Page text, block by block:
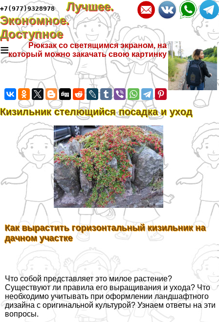
+7(977)9328978
Лучшее.
Экономное.
Доступное
≡
Рюкзак со светящимся экраном, на
который можно закачать свою картинку
Кизильник стелющийся посадка и уход
Как вырастить горизонтальный кизильник на
дачном участке
Что собой представляет это милое растение?
Существуют ли правила его выращивания и ухода? Что
необходимо учитывать при оформлении ландшафтного
дизайна с оригинальной культурой? Узнаем ответы на эти
вопросы.